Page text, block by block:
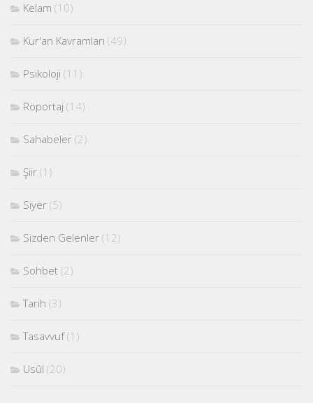
Kelam (10)
Kur'an Kavramları (49)
Psikoloji (11)
Röportaj (14)
Sahabeler (2)
Şiir (1)
Siyer (5)
Sizden Gelenler (12)
Sohbet (2)
Tarih (3)
Tasavvuf(1)
Usûl (20)